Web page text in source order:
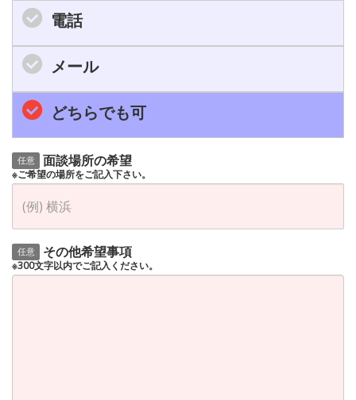
電話
メール
どちらでも可
任意 面談場所の希望
※ご希望の場所をご記入下さい。
任意 その他希望事項
※300文字以内でご記入ください。